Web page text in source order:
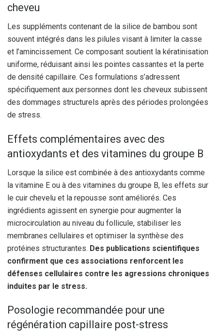
cheveu
Les suppléments contenant de la silice de bambou sont
souvent intégrés dans les pilules visant à limiter la casse
et l’amincissement. Ce composant soutient la kératinisation
uniforme, réduisant ainsi les pointes cassantes et la perte
de densité capillaire. Ces formulations s’adressent
spécifiquement aux personnes dont les cheveux subissent
des dommages structurels après des périodes prolongées
de stress.
Effets complémentaires avec des
antioxydants et des vitamines du groupe B
Lorsque la silice est combinée à des antioxydants comme
la vitamine E ou à des vitamines du groupe B, les effets sur
le cuir chevelu et la repousse sont améliorés. Ces
ingrédients agissent en synergie pour augmenter la
microcirculation au niveau du follicule, stabiliser les
membranes cellulaires et optimiser la synthèse des
protéines structurantes. Des publications scientifiques
confirment que ces associations renforcent les
défenses cellulaires contre les agressions chroniques
induites par le stress.
Posologie recommandée pour une
régénération capillaire post-stress